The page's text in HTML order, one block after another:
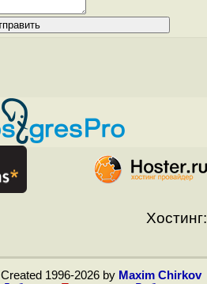
Хостинг:
Created 1996-2026 by Maxim Chirkov